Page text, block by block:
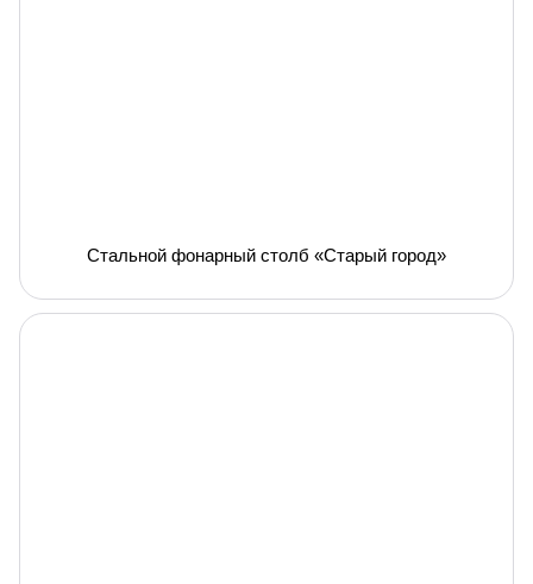
Стальной фонарный столб «Старый город»